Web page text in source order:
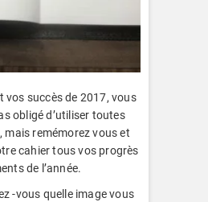
vos succès de 2017, vous
obligé d’utiliser toutes
mais remémorez vous et
cahier tous vos progrès
de l’année.
-vous quelle image vous